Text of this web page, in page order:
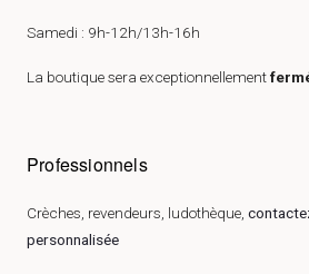
Samedi : 9h-12h/13h-16h
La boutique sera exceptionnellement
Professionnels
Crèches, revendeurs, ludothèque,
personnalisée